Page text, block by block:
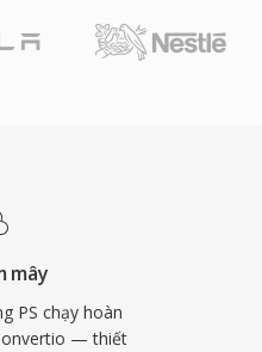
mây
PS chạy hoàn
— thiết